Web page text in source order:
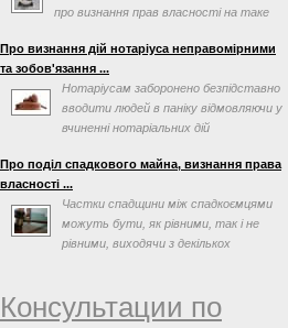
про визнання прав власності на таке
Про визнання дій нотаріуса неправомірними
та зобов'язання ...
Нотаріусам заборонено безпідставно
вводити людей в паніку відмовляючи у
вчиненні нотаріальних дій
Про поділ спадкового майна, визнання права
власності ...
Частки спадщини між спадкоємцями
можуть бути, як рівними, так і не
рівними, виходячи з декількох
Консультации по